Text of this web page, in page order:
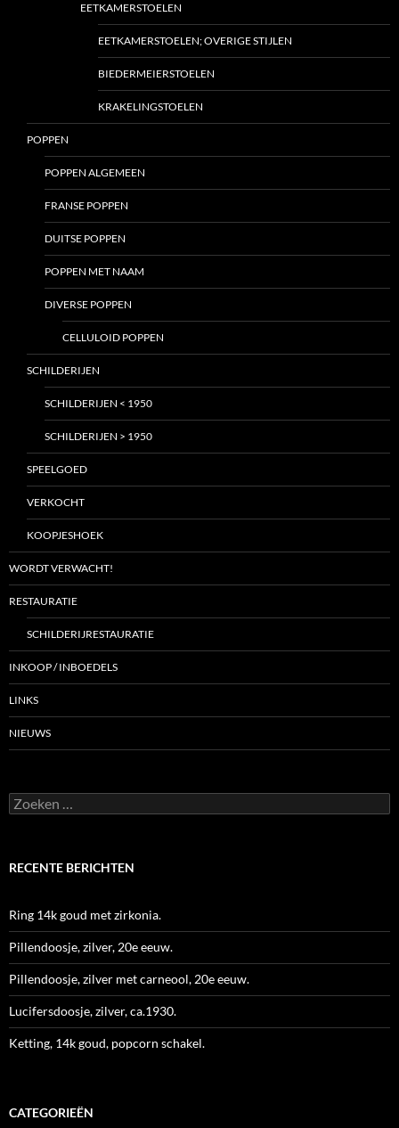
EETKAMERSTOELEN
EETKAMERSTOELEN; OVERIGE STIJLEN
BIEDERMEIERSTOELEN
KRAKELINGSTOELEN
POPPEN
POPPEN ALGEMEEN
FRANSE POPPEN
DUITSE POPPEN
POPPEN MET NAAM
DIVERSE POPPEN
CELLULOID POPPEN
SCHILDERIJEN
SCHILDERIJEN < 1950
SCHILDERIJEN > 1950
SPEELGOED
VERKOCHT
KOOPJESHOEK
WORDT VERWACHT!
RESTAURATIE
SCHILDERIJRESTAURATIE
INKOOP / INBOEDELS
LINKS
NIEUWS
Zoeken
naar:
RECENTE BERICHTEN
Ring 14k goud met zirkonia.
Pillendoosje, zilver, 20e eeuw.
Pillendoosje, zilver met carneool, 20e eeuw.
Lucifersdoosje, zilver, ca.1930.
Ketting, 14k goud, popcorn schakel.
CATEGORIEËN